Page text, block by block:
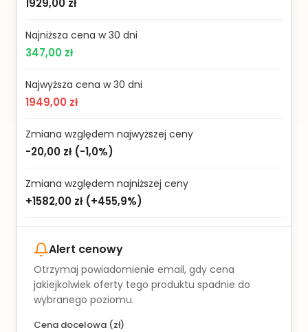
1929,00 zł
Najniższa cena w 30 dni
347,00 zł
Najwyższa cena w 30 dni
1949,00 zł
Zmiana względem najwyższej ceny
-20,00 zł(-1,0%)
Zmiana względem najniższej ceny
+1582,00 zł(+455,9%)
Alert cenowy
Otrzymaj powiadomienie email, gdy cena
jakiejkolwiek oferty tego produktu spadnie do
wybranego poziomu.
Cena docelowa (zł)